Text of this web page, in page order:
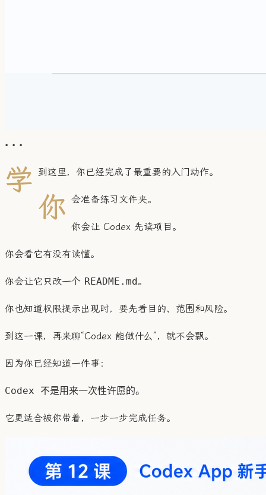
• • •
学 到这里，你已经完成了最重要的入门动作。
你 会准备练习文件夹。
你会让 Codex 先读项目。
你会看它有没有读懂。
你会让它只改一个 README.md。
你也知道权限提示出现时，要先看目的、范围和风险。
到这一课，再来聊“Codex 能做什么”，就不会飘。
因为你已经知道一件事：
它更适合被你带着，一步一步完成任务。